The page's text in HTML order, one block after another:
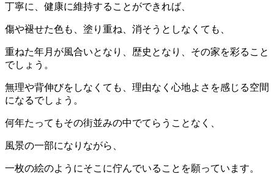
丁寧に、健康に維持することができれば、
傷や褪せた色も、塗り重ね、消そうとしなくても、
重ねた年月が風合いとなり、歴史となり、その家を彩ること
でしょう。
無理や背伸びをしなくても、理由なく心地よさを感じる空間
になるでしょう。
何年たってもその街並みの中でてらうことなく、
風景の一部になりながら、
一枚の絵のようにそこに佇んでいることを願っています。